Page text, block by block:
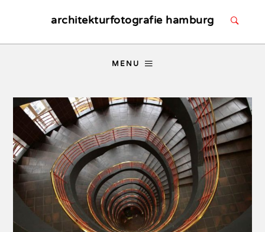
architekturfotografie hamburg
MENU